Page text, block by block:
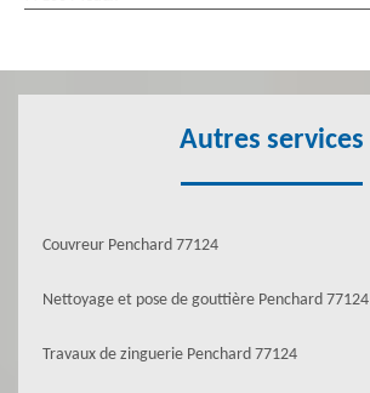
Autres services
Couvreur Penchard 77124
Nettoyage et pose de gouttière Penchard 77124
Travaux de zinguerie Penchard 77124